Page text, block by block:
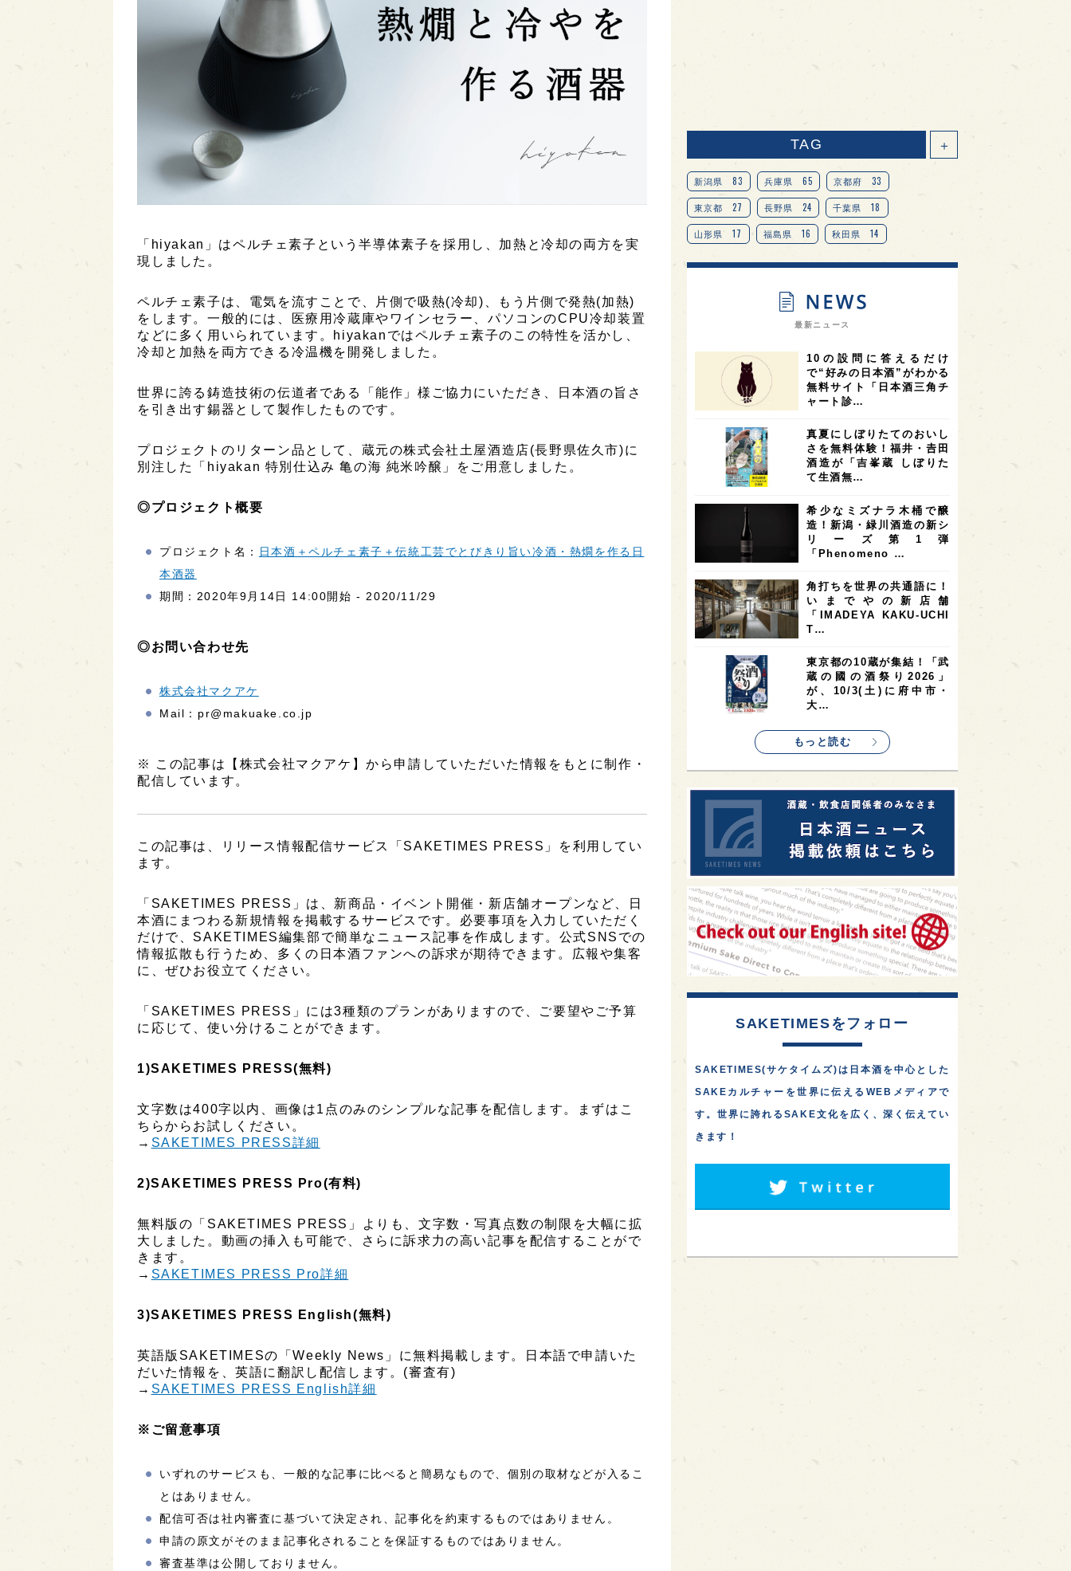
「hiyakan」はペルチェ素子という半導体素子を採用し、加熱と冷却の両方を実
現しました。
ペルチェ素子は、電気を流すことで、片側で吸熱(冷却)、もう片側で発熱(加熱)
をします。一般的には、医療用冷蔵庫やワインセラー、パソコンのCPU冷却装置
などに多く用いられています。hiyakanではペルチェ素子のこの特性を活かし、
冷却と加熱を両方できる冷温機を開発しました。
世界に誇る鋳造技術の伝道者である「能作」様ご協力にいただき、日本酒の旨さ
を引き出す錫器として製作したものです。
プロジェクトのリターン品として、蔵元の株式会社土屋酒造店(長野県佐久市)に
別注した「hiyakan 特別仕込み 亀の海 純米吟醸」をご用意しました。
◎プロジェクト概要
プロジェクト名：
日本酒＋ペルチェ素子＋伝統工芸でとびきり旨い冷酒・熱燗を作る日
本酒器
期間：2020年9月14日 14:00開始 - 2020/11/29
◎お問い合わせ先
株式会社マクアケ
Mail：pr@makuake.co.jp
※ この記事は【株式会社マクアケ】から申請していただいた情報をもとに制作・
配信しています。
この記事は、リリース情報配信サービス「SAKETIMES PRESS」を利用してい
ます。
「SAKETIMES PRESS」は、新商品・イベント開催・新店舗オープンなど、日
本酒にまつわる新規情報を掲載するサービスです。必要事項を入力していただく
だけで、SAKETIMES編集部で簡単なニュース記事を作成します。公式SNSでの
情報拡散も行うため、多くの日本酒ファンへの訴求が期待できます。広報や集客
に、ぜひお役立てください。
「SAKETIMES PRESS」には3種類のプランがありますので、ご要望やご予算
に応じて、使い分けることができます。
1)SAKETIMES PRESS(無料)
文字数は400字以内、画像は1点のみのシンプルな記事を配信します。まずはこ
ちらからお試しください。
→ SAKETIMES PRESS詳細
2)SAKETIMES PRESS Pro(有料)
無料版の「SAKETIMES PRESS」よりも、文字数・写真点数の制限を大幅に拡
大しました。動画の挿入も可能で、さらに訴求力の高い記事を配信することがで
きます。
→ SAKETIMES PRESS Pro詳細
3)SAKETIMES PRESS English(無料)
英語版SAKETIMESの「Weekly News」に無料掲載します。日本語で申請いた
だいた情報を、英語に翻訳し配信します。(審査有)
→ SAKETIMES PRESS English詳細
※ご留意事項
いずれのサービスも、一般的な記事に比べると簡易なもので、個別の取材などが入るこ
とはありません。
配信可否は社内審査に基づいて決定され、記事化を約束するものではありません。
申請の原文がそのまま記事化されることを保証するものではありません。
審査基準は公開しておりません。
TAG ＋
新潟県 83 兵庫県 65 京都府 33
東京都 27 長野県 24 千葉県 18
山形県 17 福島県 16 秋田県 14
愛知県 14 宮城県 14 岐阜県 13
オピニオンリーダーの視点 9
奈良県 滋賀県 7 和歌山県 6
富山県 6 フランス 6 高知県 5 島根県 5
4 アメリカ 4 神奈川県 4
4 三重県 大阪府 3
オーストラリア 台湾 2 アジア 2
SAKEの時代を生きる 静岡県 1 長崎県
全蔵めぐり 1 シンガポール 1 カナダ 1
群馬県 1 熊本県 徳島県
イギリス 1 ノルウェー 1 新宿区 1
歌舞伎町 1 1 鳥取県 1
saketimes_image_4
最新ニュース
10の設問に答えるだけ
で“好みの日本酒”がわかる
無料サイト「日本酒三角チ
ャート診…
真夏にしぼりたてのおいし
さを無料体験！福井・𠮷田
酒造が「吉峯蔵 しぼりた
て生酒無…
希少なミズナラ木桶で醸
造！新潟・緑川酒造の新シ
リーズ第1弾
「Phenomeno …
角打ちを世界の共通語に！
いまでやの新店舗
「IMADEYA KAKU-UCHI
T…
東京都の10蔵が集結！「武
蔵の國の酒祭り2026」
が、10/3(土)に府中市・
大…
もっと読む
SAKETIMESをフォロー
SAKETIMES(サケタイムズ)は日本酒を中心とした
SAKEカルチャーを世界に伝えるWEBメディアで
す。世界に誇れるSAKE文化を広く、深く伝えてい
きます！